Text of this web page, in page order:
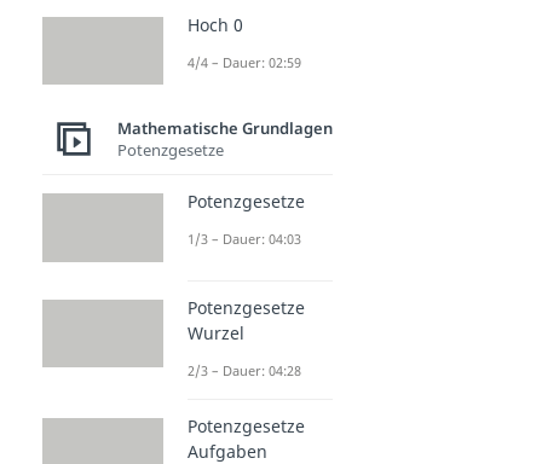
Hoch 0
4/4 – Dauer: 02:59
Mathematische Grundlagen
Potenzgesetze
Potenzgesetze
1/3 – Dauer: 04:03
Potenzgesetze
Wurzel
2/3 – Dauer: 04:28
Potenzgesetze
Aufgaben